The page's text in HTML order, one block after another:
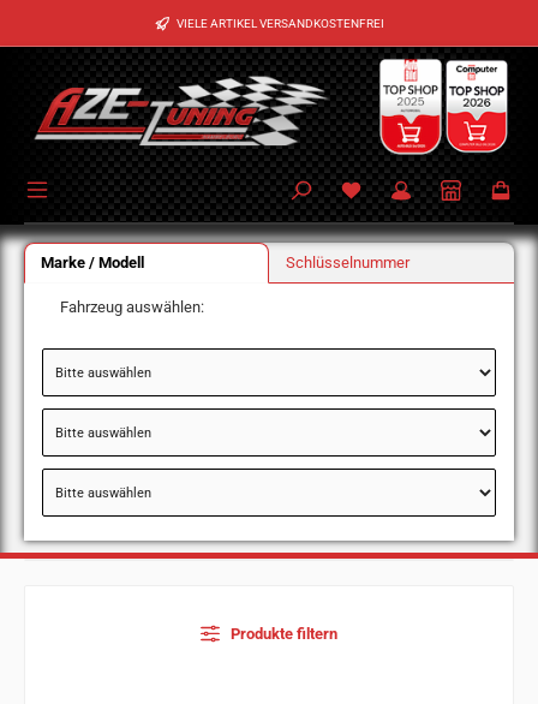
Zum Hauptinhalt springen VIELE ARTIKEL VERSANDKOSTENFREI
Marke / Modell Schlüsselnummer
Fahrzeug auswählen:
Produkte filtern